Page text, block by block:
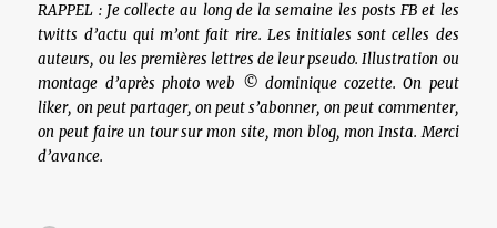
RAPPEL : Je collecte au long de la semaine les posts FB et les
twitts d’actu qui m’ont fait rire. Les initiales sont celles des
auteurs, ou les premières lettres de leur pseudo. Illustration ou
montage d’après photo web © dominique cozette. On peut
liker, on peut partager, on peut s’abonner, on peut commenter,
on peut faire un tour sur mon site, mon blog, mon Insta. Merci
d’avance.